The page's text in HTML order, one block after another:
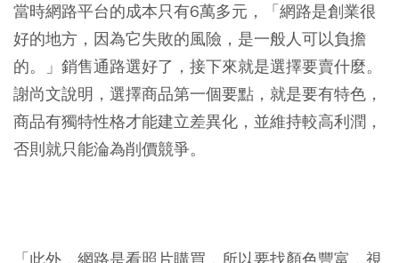
當時網路平台的成本只有6萬多元，「網路是創業很
好的地方，因為它失敗的風險，是一般人可以負擔
的。」銷售通路選好了，接下來就是選擇要賣什麼。
謝尚文說明，選擇商品第一個要點，就是要有特色，
商品有獨特性格才能建立差異化，並維持較高利潤，
否則就只能淪為削價競爭。